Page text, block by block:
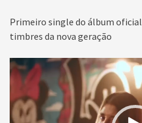
Primeiro single do álbum oficial
timbres da nova geração
Tocador
de
vídeo